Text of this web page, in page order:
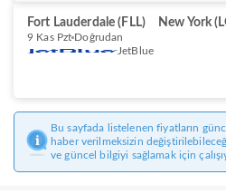
Fort Lauderdale (FLL) New York
9 Kas Pzt Doğrudan
JetBlue
Bu sayfada listelenen fiyatların
haber verilmeksizin
ve güncel bilgiyi sağlamak için